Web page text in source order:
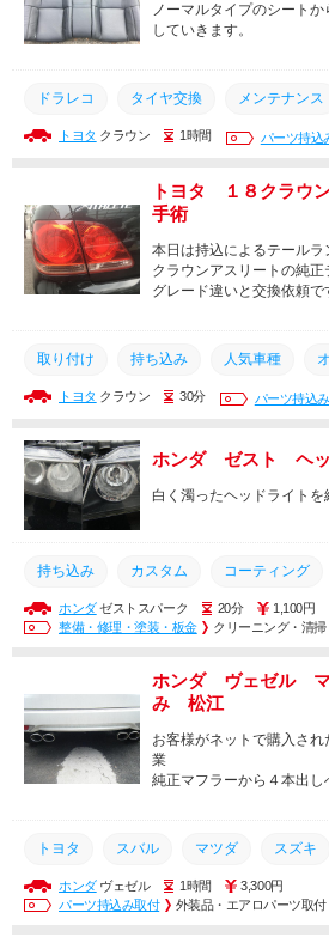
交換
ノーマルタイプのシート
していきます。
ドラレコ タイヤ交換 メンテナンス
ヘッドライト 磨き TOYOTA
安い 持ち込み
取り付け 取付
トヨタ クラウン 1時間 パーツ持込
トヨタ １８クラウ
手術
本日は持込によるテールラ
クラウンアスリートの純
グレード違いと交換依頼で
取り付け 持ち込み 人気車種
カスタム 持込 トヨタ 取付
トヨタ クラウン 30分 パーツ持込
ホンダ ゼスト ヘッ
白く濁ったヘッドライトを
持ち込み カスタム コーティング
TOYOTA ナビゲーション スバル
タイヤ交換 オイル交換 メンテナン
ホンダゼストスパーク 20分
1,100円
整備・修理・塗装・板金
クリーニング・清掃
ホンダ ヴェゼル
み 松江
お客様がネットで購入さ
業
純正マフラーから４本出し
トヨタ スバル マツダ スズキ
持込 持ち込み 取り付け
ホンダヴェゼル 1時間
3,300円
パーツ持込み取付
外装品・エアロパーツ取付